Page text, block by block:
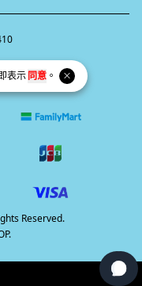
表示同意 。
page
Line page
Reserved.
.